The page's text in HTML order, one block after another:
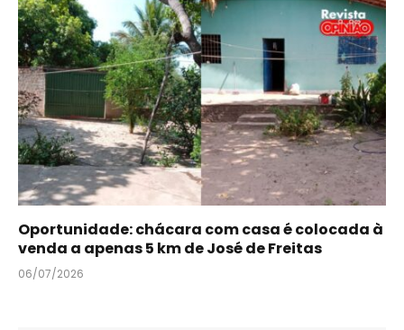
Oportunidade: chácara com casa é colocada à
venda a apenas 5 km de José de Freitas
06/07/2026